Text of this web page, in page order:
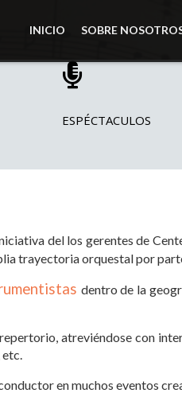
INICIO SOBRE
ESPÉCTACULOS
del los gerentes de
trayectoria orquestal por
dentro de la
repertorio, atreviéndose con
etc.
en muchos eventos